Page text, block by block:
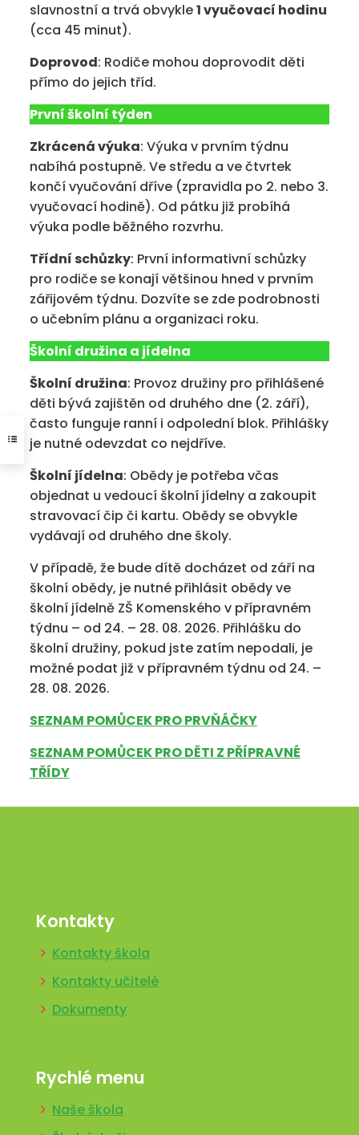
slavnostní a trvá obvykle1 vyučovací hodinu
(cca 45 minut).
Doprovod: Rodiče mohou doprovodit děti
přímo do jejich tříd.
První školní týden
Zkrácená výuka: Výuka v prvním týdnu
nabíhá postupně. Ve středu a ve čtvrtek
končí vyučování dříve (zpravidla po 2. nebo 3.
vyučovací hodině). Od pátku již probíhá
výuka podle běžného rozvrhu.
Třídní schůzky: První informativní schůzky
pro rodiče se konají většinou hned v prvním
zářijovém týdnu. Dozvíte se zde podrobnosti
o učebním plánu a organizaci roku.
Školní družina a jídelna
Školní družina: Provoz družiny pro přihlášené
děti bývá zajištěn od druhého dne (2. září),
často funguje ranní i odpolední blok. Přihlášky
je nutné odevzdat co nejdříve.
Školní jídelna: Obědy je potřeba včas
objednat u vedoucí školní jídelny a zakoupit
stravovací čip či kartu. Obědy se obvykle
vydávají od druhého dne školy.
V případě, že bude dítě docházet od září na
školní obědy, je nutné přihlásit obědy ve
školní jídelně ZŠ Komenského v přípravném
týdnu – od 24. – 28. 08. 2026. Přihlášku do
školní družiny, pokud jste zatím nepodali, je
možné podat již v přípravném týdnu od 24. –
28. 08. 2026.
SEZNAM POMŮCEK PRO PRVŇÁČKY
SEZNAM POMŮCEK PRO DĚTI Z PŘÍPRAVNÉ
TŘÍDY
Kontakty
Kontakty škola
Kontakty učitelé
Dokumenty
Rychlé menu
Naše škola